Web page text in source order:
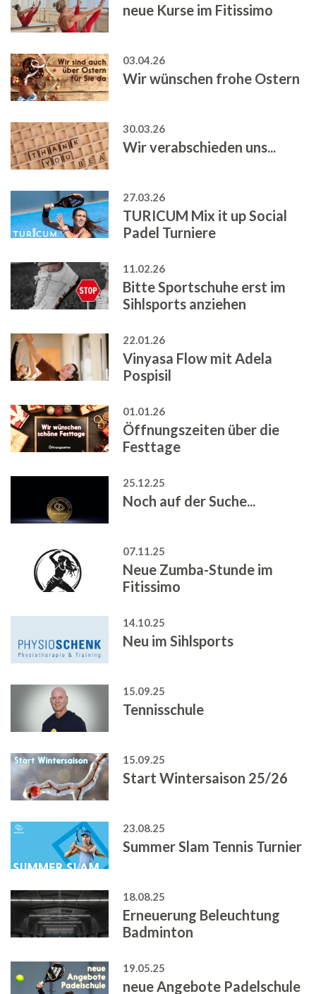
neue Kurse im Fitissimo
03.04.26
Wir wünschen frohe Ostern
30.03.26
Wir verabschieden uns...
27.03.26
TURICUM Mix it up Social
Padel Turniere
11.02.26
Bitte Sportschuhe erst im
Sihlsports anziehen
22.01.26
Vinyasa Flow mit Adela
Pospisil
01.01.26
Öffnungszeiten über die
Festtage
25.12.25
Noch auf der Suche...
07.11.25
Neue Zumba-Stunde im
Fitissimo
14.10.25
Neu im Sihlsports
15.09.25
Tennisschule
15.09.25
Start Wintersaison 25/26
23.08.25
Summer Slam Tennis Turnier
18.08.25
Erneuerung Beleuchtung
Badminton
19.05.25
neue Angebote Padelschule